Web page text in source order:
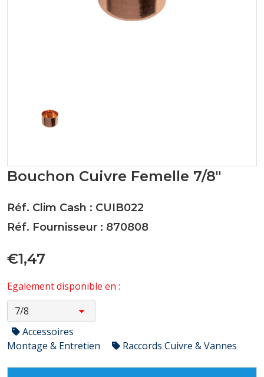
Bouchon Cuivre Femelle 7/8"
Réf. Clim Cash : CUIB022
Réf. Fournisseur : 870808
€1,47
Egalement disponible en :
Accessoires
Montage & Entretien
Raccords Cuivre & Vannes